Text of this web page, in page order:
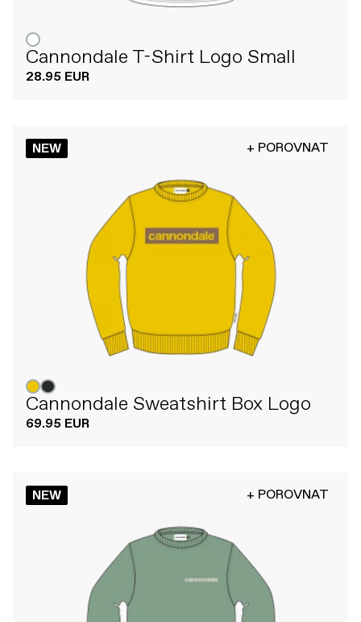
Cannondale T-Shirt Logo Small
28.95 EUR
NEW + POROVNAT
Cannondale Sweatshirt Box Logo
69.95 EUR
NEW + POROVNAT